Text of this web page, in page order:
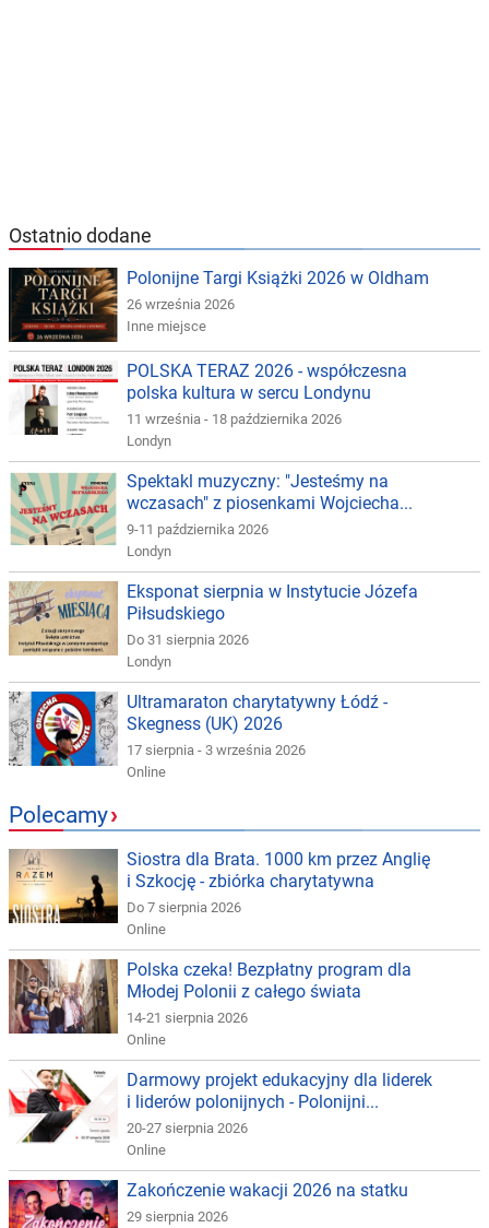
Ostatnio dodane
Polonijne Targi Książki 2026 w Oldham
26 września 2026
Inne miejsce
POLSKA TERAZ 2026 - współczesna
polska kultura w sercu Londynu
11 września - 18 października 2026
Londyn
Spektakl muzyczny: "Jesteśmy na
wczasach" z piosenkami Wojciecha...
9-11 października 2026
Londyn
Eksponat sierpnia w Instytucie Józefa
Piłsudskiego
Do 31 sierpnia 2026
Londyn
Ultramaraton charytatywny Łódź -
Skegness (UK) 2026
17 sierpnia - 3 września 2026
Online
Polecamy›
Siostra dla Brata. 1000 km przez Anglię
i Szkocję - zbiórka charytatywna
Do 7 sierpnia 2026
Online
Polska czeka! Bezpłatny program dla
Młodej Polonii z całego świata
14-21 sierpnia 2026
Online
Darmowy projekt edukacyjny dla liderek
i liderów polonijnych - Polonijni...
20-27 sierpnia 2026
Online
Zakończenie wakacji 2026 na statku
29 sierpnia 2026